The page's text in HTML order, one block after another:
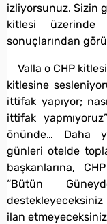
izliyorsunuz. Sizin
kitlesi
sonuçlarından
Valla o CHP
kitlesine
ittifak yapıyor;
ittifak
önünde… Daha
günleri otelde
başkanlarına,
“Bütün
ilan